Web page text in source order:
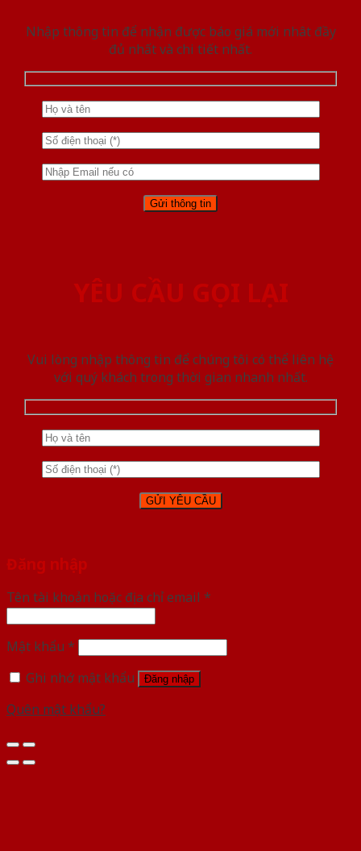
Nhập thông tin để nhận được báo giá mới nhât đầy
đủ nhất và chi tiết nhất.
YÊU CẦU GỌI LẠI
Vui lòng nhập thông tin để chúng tôi có thể liên hệ
với quý khách trong thời gian nhanh nhất.
Đăng nhập
Tên tài khoản hoặc địa chỉ email *
Mật khẩu *
Ghi nhớ mật khẩu
Đăng nhập
Quên mật khẩu?